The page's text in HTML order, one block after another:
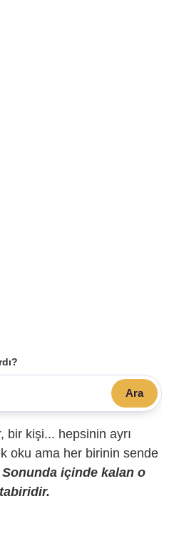
Ara
bir kişi... hepsinin ayrı
oku ama her birinin sende
Sonunda içinde kalan o